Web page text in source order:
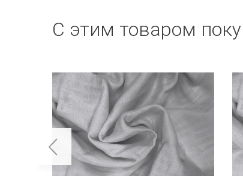
С этим товаром